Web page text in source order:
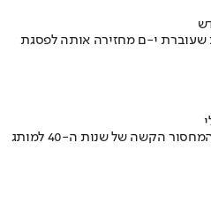
י-ם מחזירה אותה לפסגת
איך אסם הפכה את תקופת הצנע והמחסור הקשה של שנות ה-40 למותג